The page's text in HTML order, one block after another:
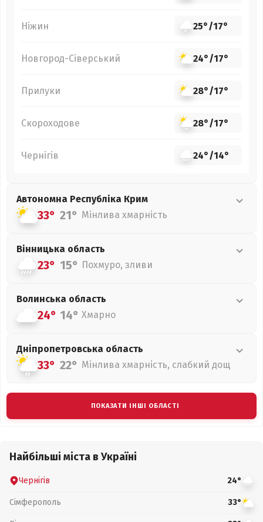
Ніжин 25°/17°
Новгород-Сіверський 24°/17°
Прилуки 28°/17°
Скороходове 28°/17°
Чернігів 24°/14°
Автономна Республіка Крим
33° 21° Мінлива хмарність
Вінницька область
23° 15° Похмуро, зливи
Волинська область
24° 14° Хмарно
Дніпропетровська область
33° 22° Мінлива хмарність, слабкий дощ
ПОКАЗАТИ ІНШІ ОБЛАСТІ
Найбільші міста в Україні
Чернігів 24°
Сімферополь 33°